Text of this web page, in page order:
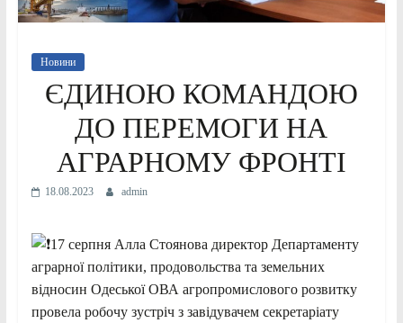
Новини
ЄДИНОЮ КОМАНДОЮ
ДО ПЕРЕМОГИ НА
АГРАРНОМУ ФРОНТІ
18.08.2023 admin
17 серпня Алла Стоянова директор Департаменту
аграрної політики, продовольства та земельних
відносин Одеської ОВА агропромислового розвитку
провела робочу зустріч з завідувачем секретаріату